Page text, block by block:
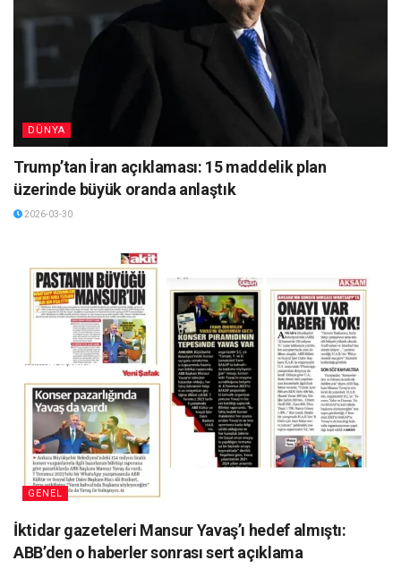
DÜNYA
Trump’tan İran açıklaması: 15 maddelik plan
üzerinde büyük oranda anlaştık
2026-03-30
GENEL
İktidar gazeteleri Mansur Yavaş’ı hedef almıştı:
ABB’den o haberler sonrası sert açıklama